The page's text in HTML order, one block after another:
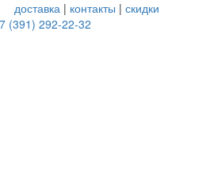
доставка | контакты |скидки
(391) 292-22-32